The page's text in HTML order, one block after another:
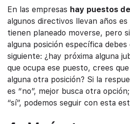
En las empresas hay puestos
algunos directivos llevan años
tienen planeado moverse, pero
alguna posición específica
siguiente: ¿hay próxima alguna
que ocupa ese puesto, crees
alguna otra posición? Si la
es “no”, mejor busca otra
“sí”, podemos seguir con esta